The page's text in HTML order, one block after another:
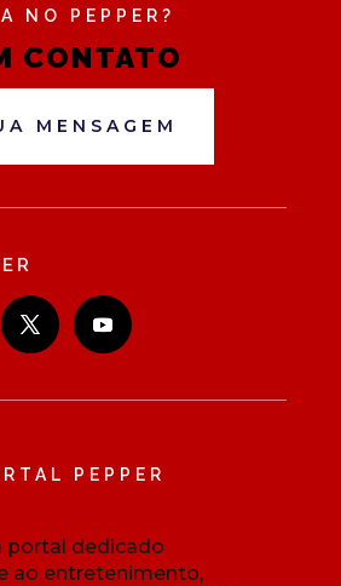
NO PEPPER?
CONTATO
MENSAGEM
PEPPER
portal dedicado
ao entretenimento,